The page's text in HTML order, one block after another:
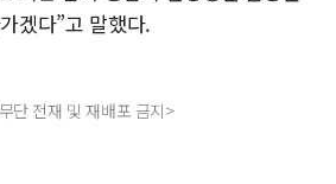
겠다”고 말했다.
단 전재 및 재배포 금지>